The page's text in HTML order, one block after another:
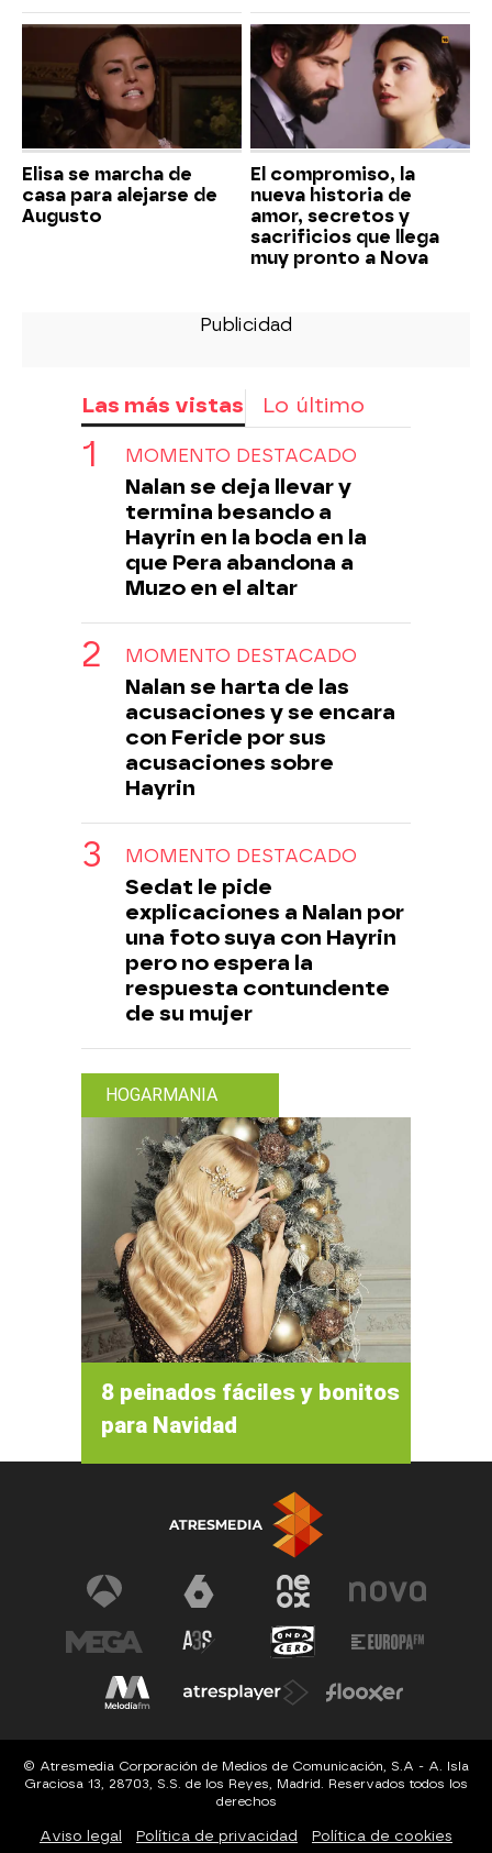
Elisa se marcha de
casa para alejarse de
Augusto
El compromiso, la
nueva historia de
amor, secretos y
sacrificios que llega
muy pronto a Nova
Las más vistas Lo último
MOMENTO DESTACADO
Nalan se deja llevar y
termina besando a
Hayrin en la boda en la
que Pera abandona a
Muzo en el altar
MOMENTO DESTACADO
Nalan se harta de las
acusaciones y se encara
con Feride por sus
acusaciones sobre
Hayrin
MOMENTO DESTACADO
Sedat le pide
explicaciones a Nalan por
una foto suya con Hayrin
pero no espera la
respuesta contundente
de su mujer
HOGARMANIA
8 peinados fáciles y bonitos
para Navidad
© Atresmedia Corporación de Medios de Comunicación, S.A - A. Isla
Graciosa 13, 28703, S.S. de los Reyes, Madrid. Reservados todos los
derechos
Aviso legal Política de privacidad Política de cookies